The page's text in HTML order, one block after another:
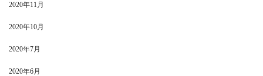
2020年11月
2020年10月
2020年7月
2020年6月